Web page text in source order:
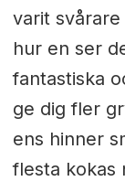
varit
hur en ser
fantastiska
ge dig fler
ens hinner
flesta kokas